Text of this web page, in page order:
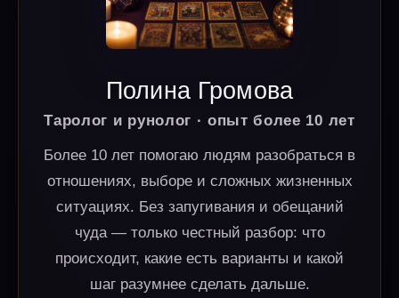
Полина Громова
Таролог и рунолог · опыт более 10 лет
Более 10 лет помогаю людям разобраться в
отношениях, выборе и сложных жизненных
ситуациях. Без запугивания и обещаний
чуда — только честный разбор: что
происходит, какие есть варианты и какой
шаг разумнее сделать дальше.